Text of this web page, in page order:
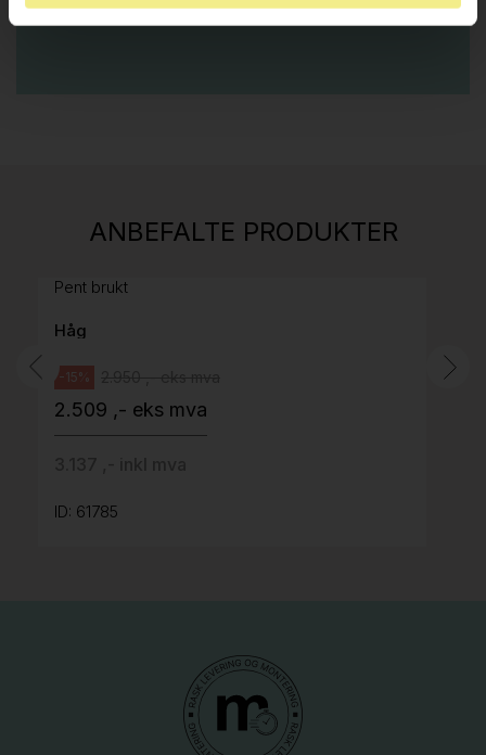
ANBEFALTE PRODUKTER
H05 5600 Swingback-armlene Mørk
Pent brukt
Håg
-15%
2.509 ,- eks mva
ID: 61785